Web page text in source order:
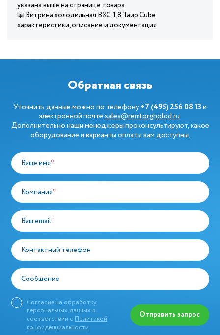
указана выше на странице товара
📖 Витрина холодильная ВХС-1,8 Таир Cube:
характеристики, описание и документация
Обратная связь
Уточнить данные можно по телефону+7 (495) 256 08 13и
электронной почтеsales@remtorgholod.ru.
Дополнительно наши менеджеры проконсультируют, какое
оборудование и варианты оплаты вам доступны.
Ваше имя*
Компания*
Ваш email*
Контактный телефон
Сообщение
Согласие на обработку
персональных данных в
соответствии с Политикой
конфиденциальности
Отправить запрос